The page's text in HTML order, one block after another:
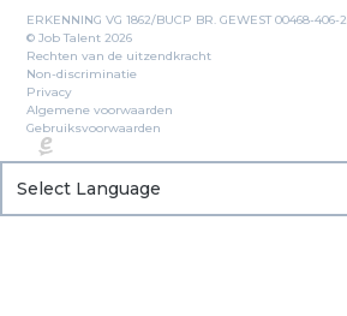
ERKENNING VG 1862/BUCP BR. GEWEST 00468-406-
© Job Talent 2026
Rechten van de uitzendkracht
Non-discriminatie
Privacy
Algemene voorwaarden
Gebruiksvoorwaarden